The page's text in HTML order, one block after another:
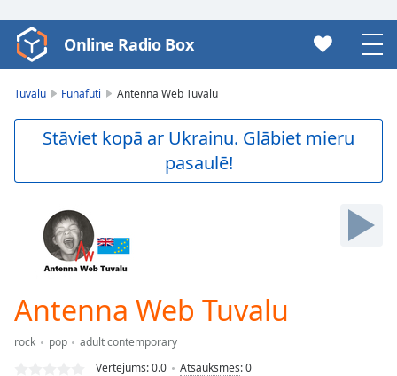
Video
Player
Skip
Forward
Current
Loaded :
Online Radio Box
Tuvalu Funafuti Antenna Web Tuvalu
Stāviet kopā ar Ukrainu. Glābiet mieru
pasaulē!
Antenna Web Tuvalu
rock pop
adult contemporary
Vērtējums:0.0 Atsauksmes:0